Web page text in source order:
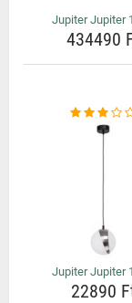
Jupiter Jupiter
434490
Jupiter Jupiter
22890